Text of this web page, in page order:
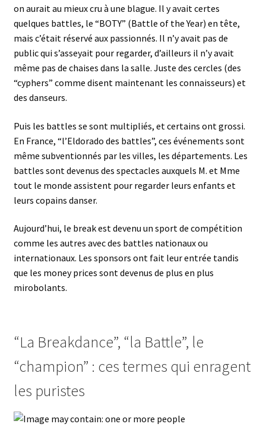
on aurait au mieux cru à une blague. Il y avait certes
quelques battles, le “BOTY” (Battle of the Year) en tête,
mais c’était réservé aux passionnés. Il n’y avait pas de
public qui s’asseyait pour regarder, d’ailleurs il n’y avait
même pas de chaises dans la salle. Juste des cercles (des
“cyphers” comme disent maintenant les connaisseurs) et
des danseurs.
Puis les battles se sont multipliés, et certains ont grossi.
En France, “l’Eldorado des battles”, ces événements sont
même subventionnés par les villes, les départements. Les
battles sont devenus des spectacles auxquels M. et Mme
tout le monde assistent pour regarder leurs enfants et
leurs copains danser.
Aujourd’hui, le break est devenu un sport de compétition
comme les autres avec des battles nationaux ou
internationaux. Les sponsors ont fait leur entrée tandis
que les money prices sont devenus de plus en plus
mirobolants.
“La Breakdance”, “la Battle”, le
“champion” : ces termes qui enragent
les puristes